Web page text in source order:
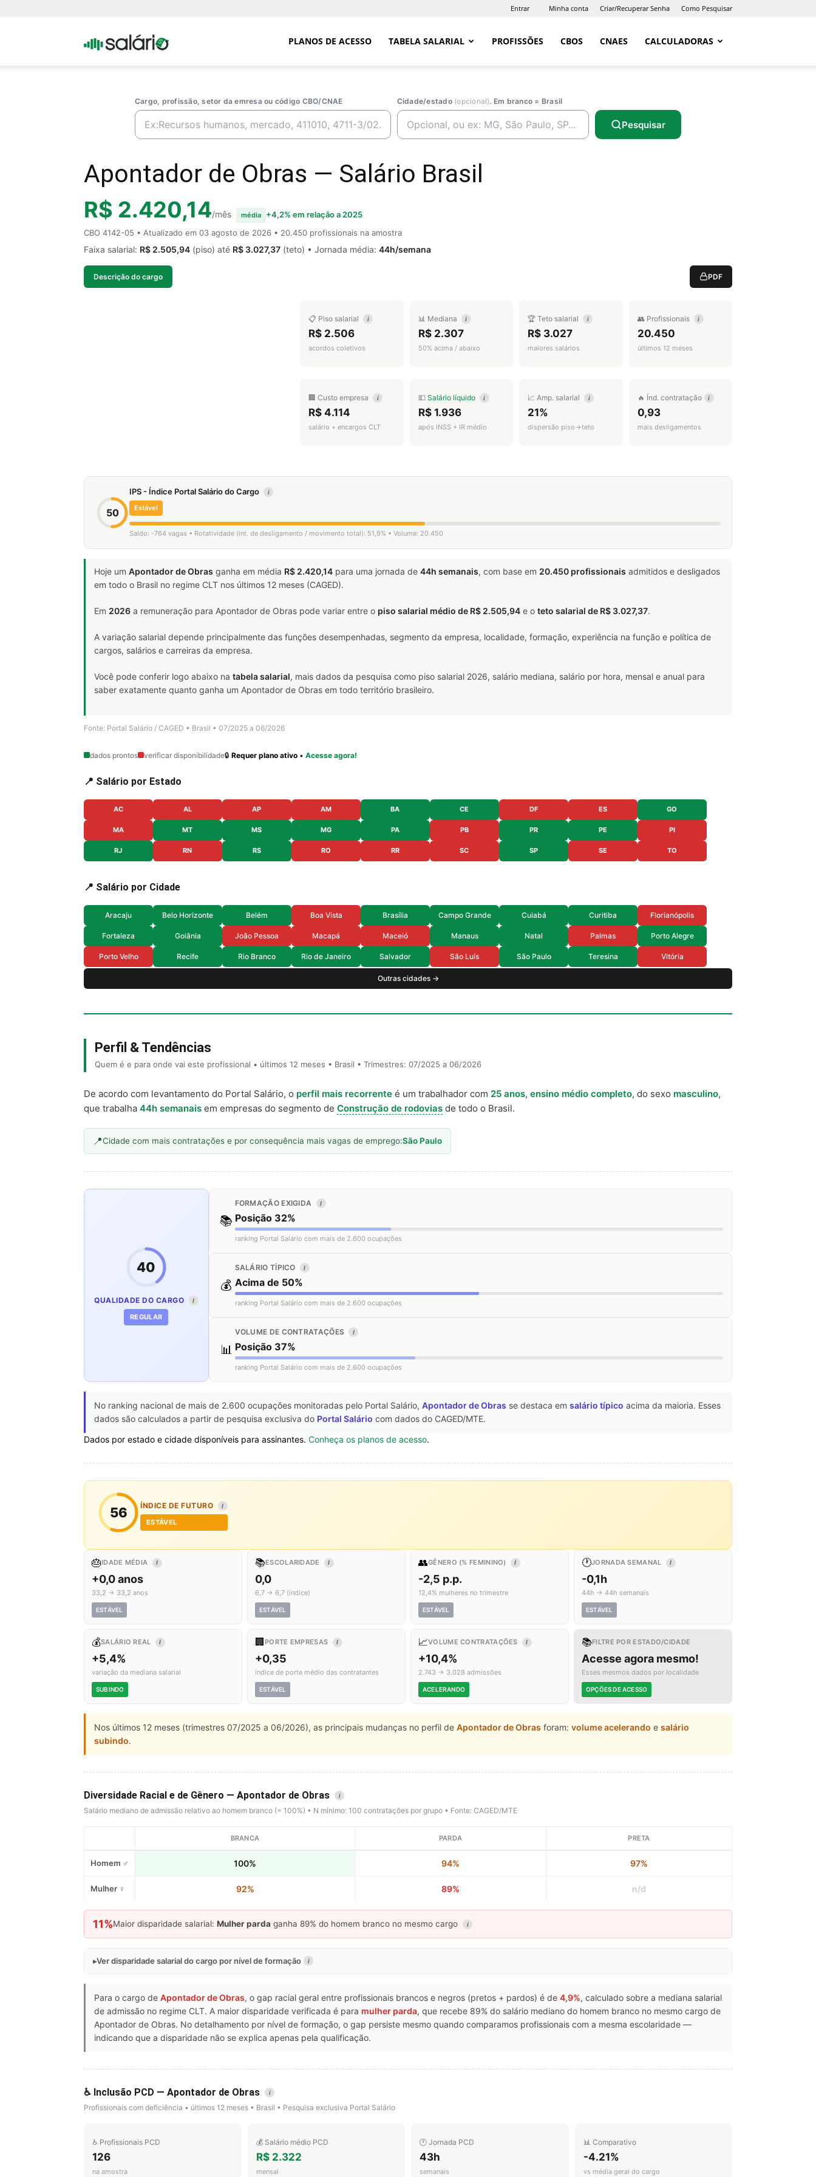
Entrar Minha conta Criar/Recuperar Senha Como Pesquisar
Portal PLANOS DE ACESSO TABELA SALARIAL PROFISSÕES CBOS CNAES CALCULADORAS
Cargo, profissão, setor da emresa ou código CBO/CNAE Cidade/estado (opcional). Em branco = Brasil
Pesquisar
Apontador de Obras — Salário Brasil
R$ 2.420,14/mês média
+4,2% em relação a 2025
CBO 4142-05 • Atualizado em 03 agosto de 2026 • 20.450 profissionais na amostra
Faixa salarial: R$ 2.505,94 (piso) até R$ 3.027,37 (teto) • Jornada média: 44h/semana
Descrição do cargo PDF
📋 Piso salarial i
R$ 2.506
acordos coletivos
📊 Mediana i
R$ 2.307
50% acima / abaixo
🏆 Teto salarial i
R$ 3.027
maiores salários
👥 Profissionais i
20.450
últimos 12 meses
🏢 Custo empresa i
R$ 4.114
salário + encargos CLT
💵 Salário líquido i
R$ 1.936
após INSS + IR médio
📈 Amp. salarial i
21%
dispersão piso→teto
🔥 Índ. contratação i
0,93
mais desligamentos
50
IPS - Índice Portal Salário do Cargo i
Estável
Saldo: -764 vagas • Rotatividade (int. de desligamento / movimento total): 51,9% • Volume: 20.450
Hoje um Apontador de Obras ganha em média R$ 2.420,14 para uma jornada de 44h semanais, com base em 20.450 profissionais admitidos e desligados
em todo o Brasil no regime CLT nos últimos 12 meses (CAGED).
Em 2026 a remuneração para Apontador de Obras pode variar entre o piso salarial médio de R$ 2.505,94 e o teto salarial de R$ 3.027,37.
A variação salarial depende principalmente das funções desempenhadas, segmento da empresa, localidade, formação, experiência na função e política de
cargos, salários e carreiras da empresa.
Você pode conferir logo abaixo na tabela salarial, mais dados da pesquisa como piso salarial 2026, salário mediana, salário por hora, mensal e anual para
saber exatamente quanto ganha um Apontador de Obras em todo território brasileiro.
Fonte: Portal Salário / CAGED • Brasil • 07/2025 a 06/2026
dados prontos verificar disponibilidade🔒 Requer plano ativo • Acesse agora!
📍 Salário por Estado
AC AL AP AM BA CE DF ES GO
MA MT MS MG PA PB PR PE PI
RJ RN RS RO RR SC SP SE TO
📍 Salário por Cidade
Aracaju Belo Horizonte Belém Boa Vista Brasília Campo Grande Cuiabá Curitiba Florianópolis
Fortaleza Goiânia João Pessoa Macapá Maceió Manaus Natal Palmas Porto Alegre
Porto Velho Recife Rio Branco Rio de Janeiro Salvador São Luís São Paulo Teresina Vitória
Outras cidades →
Perfil & Tendências
Quem é e para onde vai este profissional • últimos 12 meses • Brasil • Trimestres: 07/2025 a 06/2026
De acordo com levantamento do Portal Salário, o perfil mais recorrente é um trabalhador com 25 anos, ensino médio completo, do sexo masculino,
que trabalha 44h semanais em empresas do segmento de Construção de rodovias de todo o Brasil.
Cidade com mais contratações e por consequência mais vagas de emprego:São Paulo
40
QUALIDADE DO CARGO I
REGULAR
📚
FORMAÇÃO EXIGIDA I
Posição 32%
ranking Portal Salário com mais de 2.600 ocupações
💰
SALÁRIO TÍPICO I
Acima de 50%
ranking Portal Salário com mais de 2.600 ocupações
📊
VOLUME DE CONTRATAÇÕES I
Posição 37%
ranking Portal Salário com mais de 2.600 ocupações
No ranking nacional de mais de 2.600 ocupações monitoradas pelo Portal Salário, Apontador de Obras se destaca em salário típico acima da maioria. Esses
dados são calculados a partir de pesquisa exclusiva do Portal Salário com dados do CAGED/MTE.
Dados por estado e cidade disponíveis para assinantes. Conheça os planos de acesso.
56 ÍNDICE DE FUTURO I
ESTÁVEL
🎂IDADE MÉDIA I
+0,0 anos
33,2 → 33,2 anos
ESTÁVEL
📚ESCOLARIDADE I
0,0
6,7 → 6,7 (índice)
ESTÁVEL
👥GÊNERO (% FEMININO) I
-2,5 p.p.
12,4% mulheres no trimestre
ESTÁVEL
🕐JORNADA SEMANAL I
-0,1h
44h → 44h semanais
ESTÁVEL
💰SALÁRIO REAL I
+5,4%
variação da mediana salarial
SUBINDO
🏢 PORTE EMPRESAS I
+0,35
índice de porte médio das contratantes
ESTÁVEL
📈VOLUME CONTRATAÇÕES I
+10,4%
2.743 → 3.028 admissões
ACELERANDO
📚FILTRE POR ESTADO/CIDADE
Acesse agora mesmo!
Esses mesmos dados por localidade
OPÇÕES DE ACESSO
Nos últimos 12 meses (trimestres 07/2025 a 06/2026), as principais mudanças no perfil de Apontador de Obras foram: volume acelerando e salário
subindo.
Diversidade Racial e de Gênero — Apontador de Obras i
Salário mediano de admissão relativo ao homem branco (= 100%) • N mínimo: 100 contratações por grupo • Fonte: CAGED/MTE
BRANCA PARDA PRETA
Homem ♂ 100% 94% 97%
Mulher ♀ 92% 89% n/d
11%Maior disparidade salarial: Mulher parda ganha 89% do homem branco no mesmo cargo i
Ver disparidade salarial do cargo por nível de formação i
Para o cargo de Apontador de Obras, o gap racial geral entre profissionais brancos e negros (pretos + pardos) é de 4,9%, calculado sobre a mediana salarial
de admissão no regime CLT. A maior disparidade verificada é para mulher parda, que recebe 89% do salário mediano do homem branco no mesmo cargo de
Apontador de Obras. No detalhamento por nível de formação, o gap persiste mesmo quando comparamos profissionais com a mesma escolaridade —
indicando que a disparidade não se explica apenas pela qualificação.
♿ Inclusão PCD — Apontador de Obras i
Profissionais com deficiência • últimos 12 meses • Brasil • Pesquisa exclusiva Portal Salário
♿ Profissionais PCD
126
na amostra
💰 Salário médio PCD
R$ 2.322
mensal
🕐 Jornada PCD
43h
semanais
📊 Comparativo
-4.21%
vs média geral do cargo